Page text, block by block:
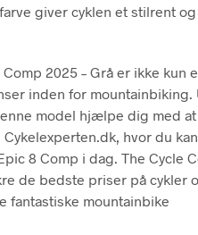
giver cyklen et stilrent
2025 – Grå er ikke
inden for mountainbiking.
model hjælpe dig med
Cykelexperten.dk, hvor du
8 Comp i dag. The Cycle
de bedste priser på cykler
fantastiske mountainbike